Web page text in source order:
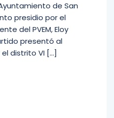
de San
presidio por el
del PVEM, Eloy
presentó al
distrito VI […]